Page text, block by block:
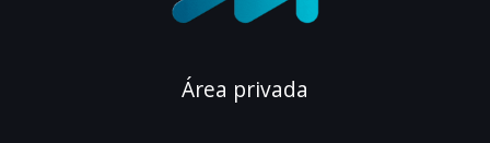
Área privada